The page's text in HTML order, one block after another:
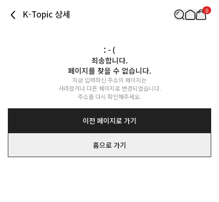
K-Topic 상세 0
: - (
죄송합니다.
페이지를 찾을 수 없습니다.
지금 입력하신 주소의 페이지는
사라졌거나 다른 페이지로 변경되었습니다.
주소를 다시 확인해주세요.
이전 페이지로 가기
홈으로 가기